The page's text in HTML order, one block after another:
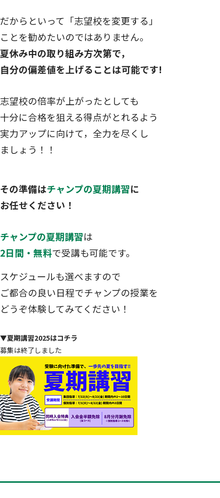
だからといって「志望校を変更する」
ことを勧めたいのではありません。
夏休み中の取り組み方次第で，
自分の偏差値を上げることは可能です!
志望校の倍率が上がったとしても
十分に合格を狙える得点がとれるよう
実力アップに向けて，全力を尽くし
ましょう！！
その準備はチャンプの夏期講習に
お任せください！
チャンプの夏期講習は
2日間・無料で受講も可能です。
スケジュールも選べますので
ご都合の良い日程でチャンプの授業を
どうぞ体験してみてください！
▼夏期講習2025はコチラ
募集は終了しました